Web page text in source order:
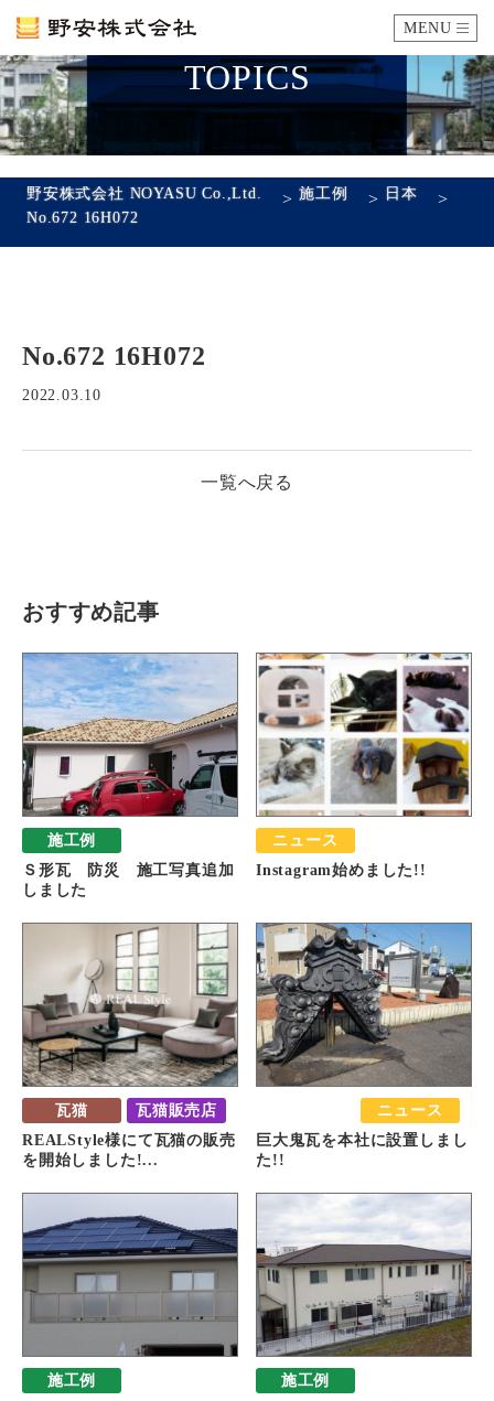
MENU
カタログ
企業情報
会社概要
採用情報
先輩社員の声
お問い合わせ プライバシーポリシー サイトマップ
TOPICS
野安株式会社 NOYASU Co.,Ltd. >施工例 > 日本 >
No.672 16H072
No.672 16H072
2022.03.10
一覧へ戻る
おすすめ記事
施工例
Ｓ形瓦 防災 施工写真追加
しました
ニュース
Instagram始めました!!
瓦猫 瓦猫販売店
REALStyle様にて瓦猫の販売
を開始しました!...
ニュース
巨大鬼瓦を本社に設置しまし
た!!
施工例 施工例